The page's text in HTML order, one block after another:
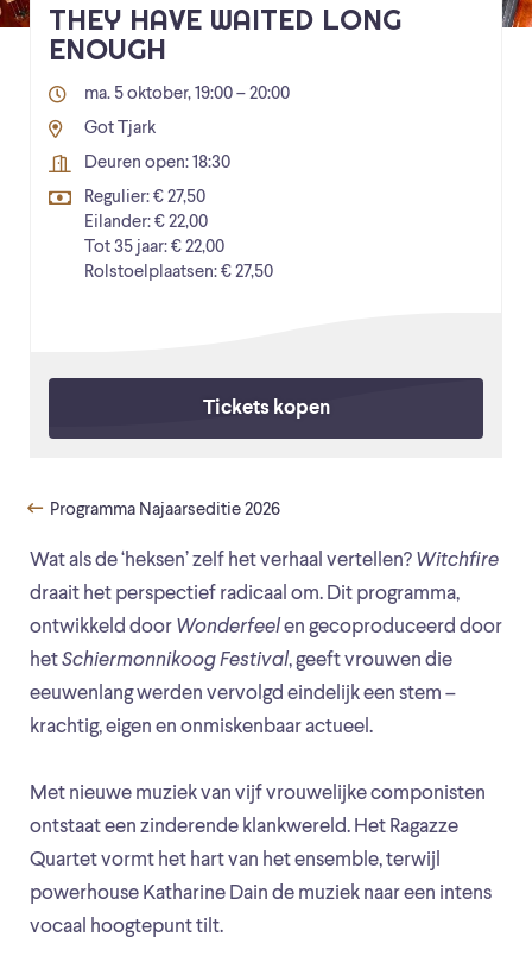
Wat als de ‘heksen’ zelf het verhaal vertellen? Witchfire
draait het perspectief radicaal om. Dit programma,
ontwikkeld door Wonderfeelen gecoproduceerd door
hetSchiermonnikoog Festival, geeft vrouwen die
eeuwenlang werden vervolgd eindelijk een stem –
krachtig, eigen en onmiskenbaar actueel.
Met nieuwe muziek van vijf vrouwelijke componisten
ontstaat een zinderende klankwereld. Het Ragazze
Quartet vormt het hart van het ensemble, terwijl
powerhouse Katharine Dain de muziek naar een intens
vocaal hoogtepunt tilt.
THEY HAVE WAITED LONG
ENOUGH
ma. 5 oktober, 19:00 – 20:00
Got Tjark
Deuren open: 18:30
Regulier: € 27,50
Eilander: € 22,00
Tot 35 jaar: € 22,00
Rolstoelplaatsen: € 27,50
Tickets kopen
Programma Najaarseditie 2026